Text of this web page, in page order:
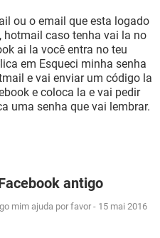
ou o email que esta logado
hotmail caso tenha vai la no
ai la você entra no teu
em Esqueci minha senha
e vai enviar um código la
e coloca la e vai pedir
uma senha que vai lembrar.
antigo
mim ajuda por favor - 15 mai 2016